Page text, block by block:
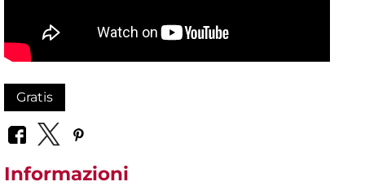
Gratis
Informazioni